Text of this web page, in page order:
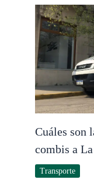
Cuáles son
combis a
Transporte